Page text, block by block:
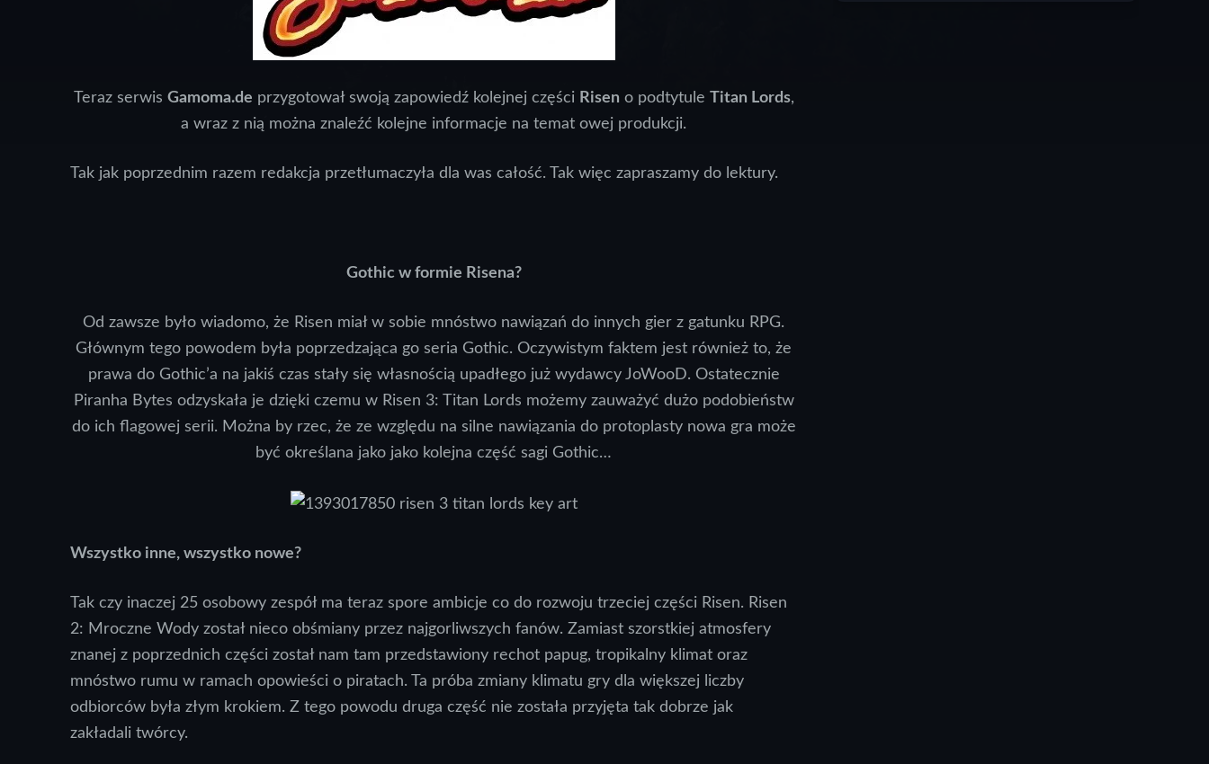
Teraz serwis Gamoma.de przygotował swoją zapowiedź kolejnej części Risen o podtytule Titan Lords,
a wraz z nią można znaleźć kolejne informacje na temat owej produkcji.
Tak jak poprzednim razem redakcja przetłumaczyła dla was całość. Tak więc zapraszamy do lektury.
Gothic w formie Risena?
Od zawsze było wiadomo, że Risen miał w sobie mnóstwo nawiązań do innych gier z gatunku RPG.
Głównym tego powodem była poprzedzająca go seria Gothic. Oczywistym faktem jest również to, że
prawa do Gothic’a na jakiś czas stały się własnością upadłego już wydawcy JoWooD. Ostatecznie
Piranha Bytes odzyskała je dzięki czemu w Risen 3: Titan Lords możemy zauważyć dużo podobieństw
do ich flagowej serii. Można by rzec, że ze względu na silne nawiązania do protoplasty nowa gra może
być określana jako jako kolejna część sagi Gothic…
Wszystko inne, wszystko nowe?
Tak czy inaczej 25 osobowy zespół ma teraz spore ambicje co do rozwoju trzeciej części Risen. Risen
2: Mroczne Wody został nieco obśmiany przez najgorliwszych fanów. Zamiast szorstkiej atmosfery
znanej z poprzednich części został nam tam przedstawiony rechot papug, tropikalny klimat oraz
mnóstwo rumu w ramach opowieści o piratach. Ta próba zmiany klimatu gry dla większej liczby
odbiorców była złym krokiem. Z tego powodu druga część nie została przyjęta tak dobrze jak
zakładali twórcy.